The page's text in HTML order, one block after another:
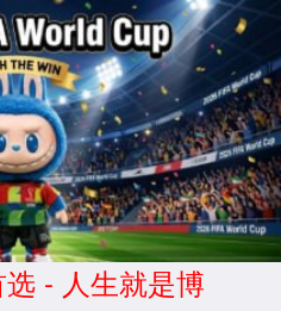
时电竞比分、赛
情
则,请提交问题反馈